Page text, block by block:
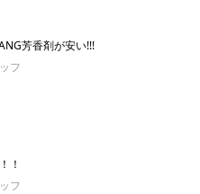
芳香剤が安い!!!
フ
！
フ